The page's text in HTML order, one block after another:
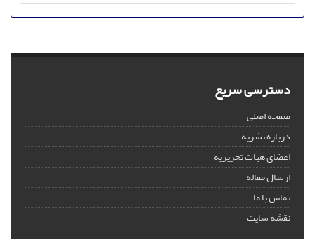
دسترسی سریع
صفحه اصلی
درباره نشریه
اعضای هیات تحریریه
ارسال مقاله
تماس با ما
نقشه سایت